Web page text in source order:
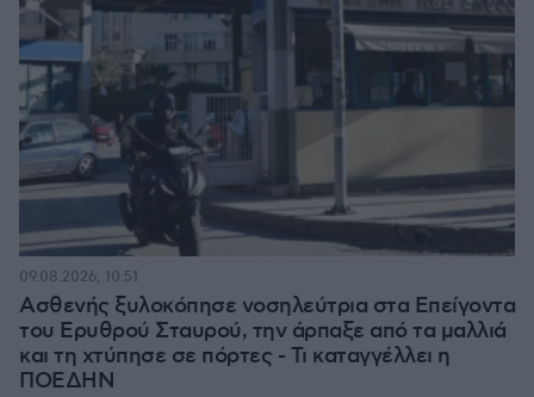
Ασθενής ξυλοκόπησε νοσηλεύτρια στα Επείγοντα
του Ερυθρού Σταυρού, την άρπαξε από τα μαλλιά
και τη χτύπησε σε πόρτες - Τι καταγγέλλει η
ΠΟΕΔΗΝ
09.08.2026, 10:51